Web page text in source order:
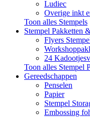
Ludiec
Overige inkt
Toon alles Stempels
Stempel Pakketten
Flyers
24
Toon alles Stempel
Gereedschappen
Penselen
Papier
Stempel
Embossing